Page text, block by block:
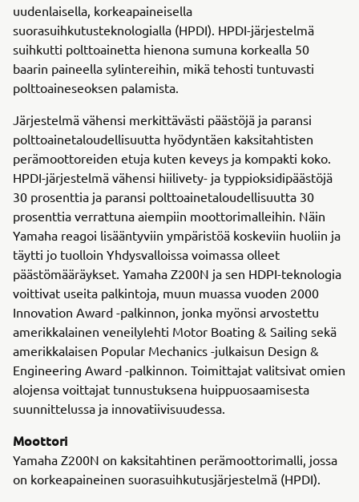
uudenlaisella, korkeapaineisella
suorasuihkutusteknologialla (HPDI). HPDI-järjestelmä
suihkutti polttoainetta hienona sumuna korkealla 50
baarin paineella sylintereihin, mikä tehosti tuntuvasti
polttoaineseoksen palamista.
Järjestelmä vähensi merkittävästi päästöjä ja paransi
polttoainetaloudellisuutta hyödyntäen kaksitahtisten
perämoottoreiden etuja kuten keveys ja kompakti koko.
HPDI-järjestelmä vähensi hiilivety- ja typpioksidipäästöjä
30 prosenttia ja paransi polttoainetaloudellisuutta 30
prosenttia verrattuna aiempiin moottorimalleihin. Näin
Yamaha reagoi lisääntyviin ympäristöä koskeviin huoliin ja
täytti jo tuolloin Yhdysvalloissa voimassa olleet
päästömääräykset. Yamaha Z200N ja sen HDPI-teknologia
voittivat useita palkintoja, muun muassa vuoden 2000
Innovation Award -palkinnon, jonka myönsi arvostettu
amerikkalainen veneilylehti Motor Boating & Sailing sekä
amerikkalaisen Popular Mechanics -julkaisun Design &
Engineering Award -palkinnon. Toimittajat valitsivat omien
alojensa voittajat tunnustuksena huippuosaamisesta
suunnittelussa ja innovatiivisuudessa.
Moottori
Yamaha Z200N on kaksitahtinen perämoottorimalli, jossa
on korkeapaineinen suorasuihkutusjärjestelmä (HPDI).